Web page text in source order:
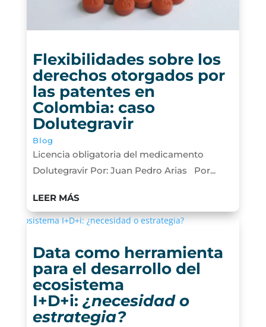
Flexibilidades sobre los
derechos otorgados por
las patentes en
Colombia: caso
Dolutegravir
Blog
Licencia obligatoria del medicamento
Dolutegravir Por: Juan Pedro Arias Por...
LEER MÁS
Data como herramienta
para el desarrollo del
ecosistema
I+D+i: ¿necesidad o
estrategia?